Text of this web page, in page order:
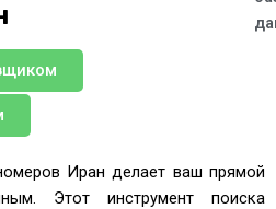
Иран делает ваш прямой
Этот инструмент поиска